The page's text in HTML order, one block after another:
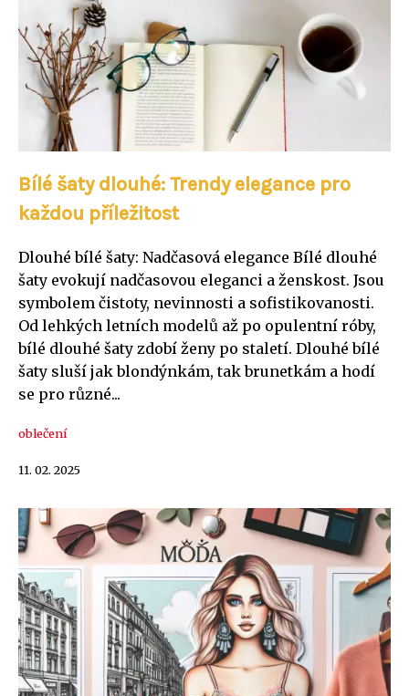
Bílé šaty dlouhé: Trendy elegance pro
každou příležitost
Dlouhé bílé šaty: Nadčasová elegance Bílé dlouhé
šaty evokují nadčasovou eleganci a ženskost. Jsou
symbolem čistoty, nevinnosti a sofistikovanosti.
Od lehkých letních modelů až po opulentní róby,
bílé dlouhé šaty zdobí ženy po staletí. Dlouhé bílé
šaty sluší jak blondýnkám, tak brunetkám a hodí
se pro různé...
oblečení
11. 02. 2025